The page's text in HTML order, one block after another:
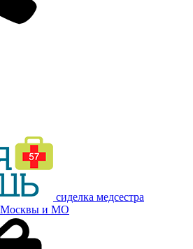
сиделка медсестра
Москвы и МО